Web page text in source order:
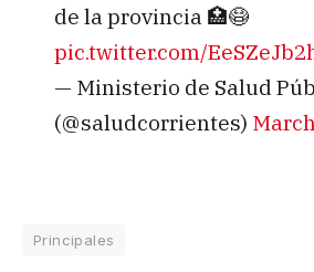
de la provincia 🏥😷
pic.twitter.com/
— Ministerio de Salud
(@saludcorrientes)
Principales